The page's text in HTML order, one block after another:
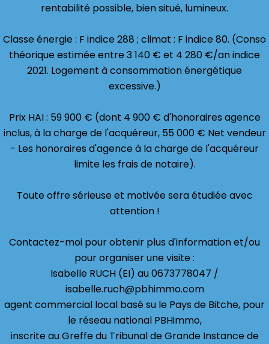
rentabilité possible, bien situé, lumineux.
Classe énergie : F indice 288 ; climat : F indice 80. (Conso
théorique estimée entre 3 140 € et 4 280 €/an indice
2021. Logement à consommation énergétique
excessive.)
Prix HAI : 59 900 € (dont 4 900 € d'honoraires agence
inclus, à la charge de l'acquéreur, 55 000 € Net vendeur
- Les honoraires d'agence à la charge de l'acquéreur
limite les frais de notaire).
Toute offre sérieuse et motivée sera étudiée avec
attention !
Contactez-moi pour obtenir plus d'information et/ou
pour organiser une visite :
Isabelle RUCH (EI) au 0673778047 /
isabelle.ruch@pbhimmo.com
agent commercial local basé su le Pays de Bitche, pour
le réseau national PBHimmo,
inscrite au Greffe du Tribunal de Grande Instance de